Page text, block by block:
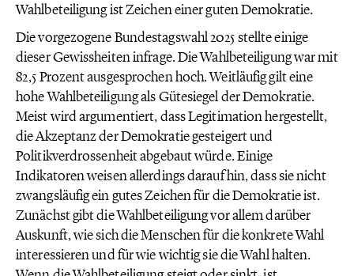
Wahlbeteiligung ist Zeichen einer guten Demokratie.
Die vorgezogene Bundestagswahl 2025 stellte einige
dieser Gewissheiten infrage. Die Wahlbeteiligung war mit
82,5 Prozent ausgesprochen hoch. Weitläufig gilt eine
hohe Wahlbeteiligung als Gütesiegel der Demokratie.
Meist wird argumentiert, dass Legitimation hergestellt,
die Akzeptanz der Demokratie gesteigert und
Politikverdrossenheit abgebaut würde. Einige
Indikatoren weisen allerdings darauf hin, dass sie nicht
zwangsläufig ein gutes Zeichen für die Demokratie ist.
Zunächst gibt die Wahlbeteiligung vor allem darüber
Auskunft, wie sich die Menschen für die konkrete Wahl
interessieren und für wie wichtig sie die Wahl halten.